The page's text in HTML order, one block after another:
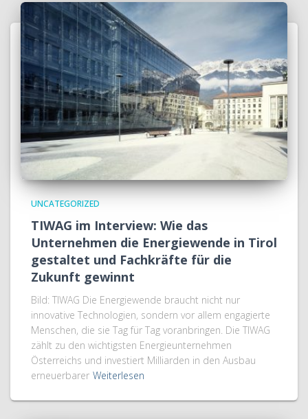
UNCATEGORIZED
TIWAG im Interview: Wie das
Unternehmen die Energiewende in Tirol
gestaltet und Fachkräfte für die
Zukunft gewinnt
Bild: TIWAG Die Energiewende braucht nicht nur
innovative Technologien, sondern vor allem engagierte
Menschen, die sie Tag für Tag voranbringen. Die TIWAG
zählt zu den wichtigsten Energieunternehmen
Österreichs und investiert Milliarden in den Ausbau
erneuerbarer Weiterlesen